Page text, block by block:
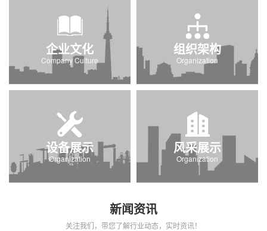
企业文化
Company Culture
组织架构
Organization
设备展示
Organization
风采展示
Organization
新闻资讯
关注我们，带您了解行业动态，实时资讯！